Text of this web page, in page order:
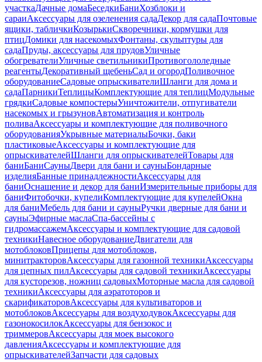
участкаДачные домаБеседкиБаниХозблоки и
сараиАксессуары для озеленения садаДекор для садаПочтовые
ящики, табличкиКозырькиСкворечники, кормушки для
птицДомики для насекомыхФонтаны, скульптуры для
садаПруды, аксессуары для прудовУличные
обогревателиУличные светильникиПротивогололедные
реагентыДекоративный щебеньСад и огородПоливочное
оборудованиеСадовые опрыскивателиШланги для дома и
садаПарникиТеплицыКомплектующие для теплицМодульные
грядкиСадовые компостерыУничтожители, отпугиватели
насекомых и грызуновАвтоматизация и контроль
поливаАксессуары и комплектующие для поливочного
оборудованияУкрывные материалыБочки, баки
пластиковыеАксессуары и комплектующие для
опрыскивателейШланги для опрыскивателейТовары для
баниБаниСауныДвери для бани и сауныБондарные
изделияБанные принадлежностиАксессуары для
баниОснащение и декор для баниИзмерительные приборы для
баниФитобочки, купелиКомплектующие для купелейОкна
для баниМебель для бани и сауныРучки дверные для бани и
сауныЭфирные маслаСпа-бассейны с
гидромассажемАксессуары и комплектующие для садовой
техникиНавесное оборудованиеДвигатели для
мотоблоковПрицепы для мотоблоков,
минитракторовАксессуары для газонной техникиАксессуары
для цепных пилАксессуары для садовой техникиАксессуары
для кусторезов, ножниц садовыхМоторные масла для садовой
техникиАксессуары для аэратоторов и
скарификаторовАксессуары для культиваторов и
мотоблоковАксессуары для воздуходувокАксессуары для
газонокосилокАксессуары для бензокос и
триммеровАксессуары для моек высокого
давленияАксессуары и комплектующие для
опрыскивателейЗапчасти для садовых